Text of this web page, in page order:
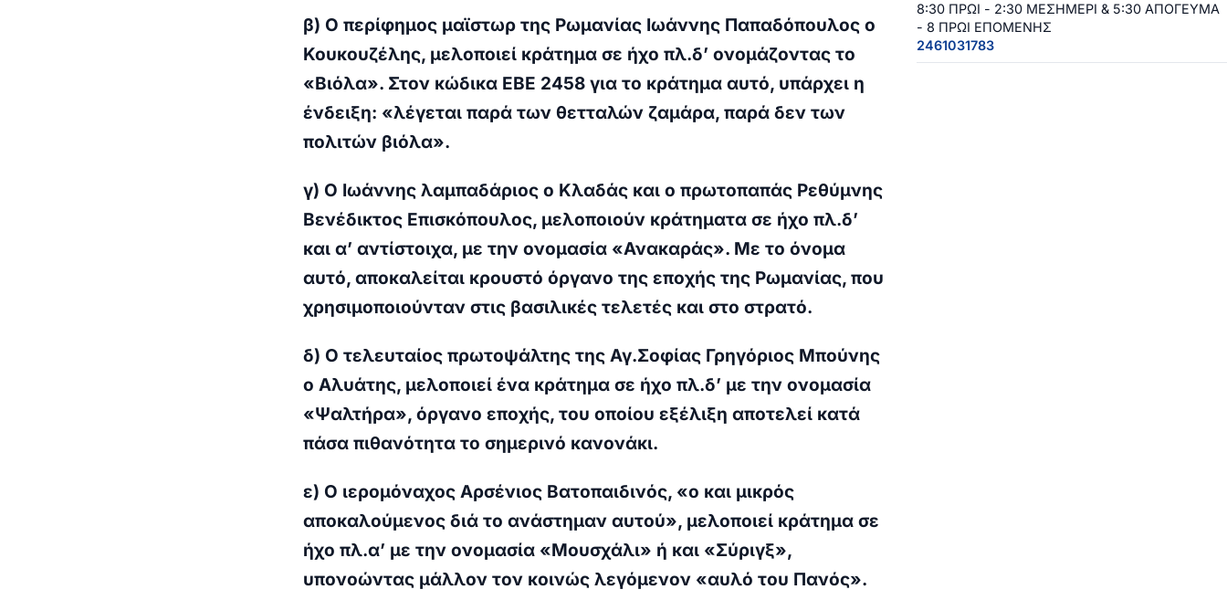
β) Ο περίφημος μαϊστωρ της Ρωμανίας Ιωάννης Παπαδόπουλος ο
Κουκουζέλης, μελοποιεί κράτημα σε ήχο πλ.δ’ ονομάζοντας το
«Βιόλα». Στον κώδικα ΕΒΕ 2458 για το κράτημα αυτό, υπάρχει η
ένδειξη: «λέγεται παρά των θετταλών ζαμάρα, παρά δεν των
πολιτών βιόλα».
γ) Ο Ιωάννης λαμπαδάριος ο Κλαδάς και ο πρωτοπαπάς Ρεθύμνης
Βενέδικτος Επισκόπουλος, μελοποιούν κράτηματα σε ήχο πλ.δ’
και α’ αντίστοιχα, με την ονομασία «Ανακαράς». Με το όνομα
αυτό, αποκαλείται κρουστό όργανο της εποχής της Ρωμανίας, που
χρησιμοποιούνταν στις βασιλικές τελετές και στο στρατό.
δ) Ο τελευταίος πρωτοψάλτης της Αγ.Σοφίας Γρηγόριος Μπούνης
ο Αλυάτης, μελοποιεί ένα κράτημα σε ήχο πλ.δ’ με την ονομασία
«Ψαλτήρα», όργανο εποχής, του οποίου εξέλιξη αποτελεί κατά
πάσα πιθανότητα το σημερινό κανονάκι.
ε) Ο ιερομόναχος Αρσένιος Βατοπαιδινός, «ο και μικρός
αποκαλούμενος διά το ανάστημαν αυτού», μελοποιεί κράτημα σε
ήχο πλ.α’ με την ονομασία «Μουσχάλι» ή και «Σύριγξ»,
υπονοώντας μάλλον τον κοινώς λεγόμενον «αυλό του Πανός».
8:30 ΠΡΩΙ - 2:30 ΜΕΣΗΜΕΡΙ & 5:30 ΑΠΟΓΕΥΜΑ
- 8 ΠΡΩΙ ΕΠΟΜΕΝΗΣ
2461031783